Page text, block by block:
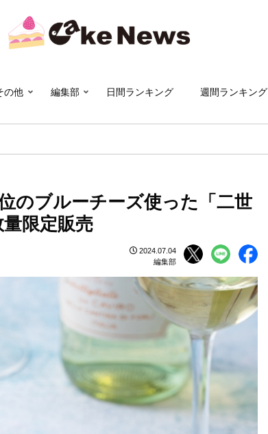
の他 編集部 日間ランキング 週間ランキング
のブルーチーズ使った「二世
限定販売
2024.07.04
編集部